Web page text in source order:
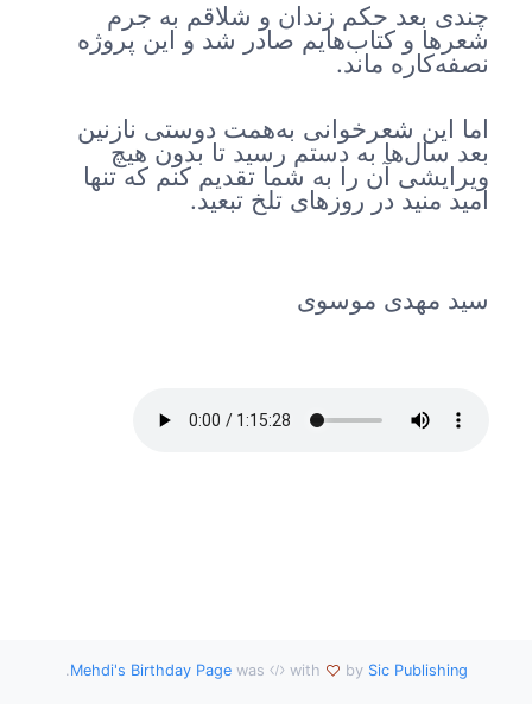
چندی بعد حکم زندان و شلاقم به جرم
شعرها و کتاب‌هایم صادر شد و این پروژه
نصفه‌کاره ماند.
اما این شعرخوانی به‌همت دوستی نازنین
بعد سال‌ها به دستم رسید تا بدون هیچ
ویرایشی آن را به شما تقدیم کنم که تنها
امید منید در روزهای تلخ تبعید.
سید مهدی موسوی
Mehdi's Birthday Pagewas with by Sic Publishing
.